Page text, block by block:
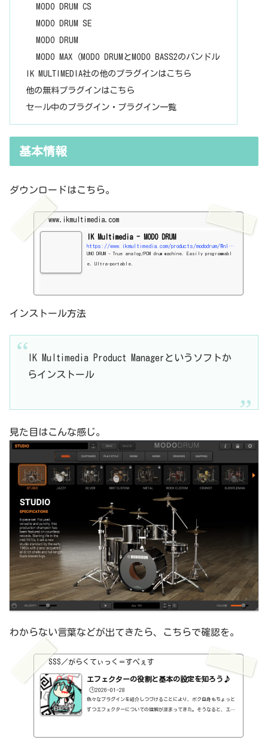
MODO DRUM CS
MODO DRUM SE
MODO DRUM
MODO MAX（MODO DRUMとMODO BASS2のバンドル
IK MULTIMEDIA社の他のプラグインはこちら
他の無料プラグインはこちら
セール中のプラグイン・プラグイン一覧
基本情報
ダウンロードはこちら。
www.ikmultimedia.com
IK Multimedia - MODO DRUM
https://www.ikmultimedia.com/products/mododrum/#nl_form_area
UNO DRUM - True analog/PCM drum machine. Easily programmabl
e. Ultra-portable.
インストール方法
IK Multimedia Product Managerというソフトか
らインストール
見た目はこんな感じ。
わからない言葉などが出てきたら、こちらで確認を。
SSS／がらくてぃっく＝すぺぇす
エフェクターの役割と基本の設定を知ろう♪
🕒️2026-01-28
色々なプラグインを紹介しつづけることにより、ボク自身もちょっと
ずつエフェクターについての理解が深まってきた。そうなると、エフ